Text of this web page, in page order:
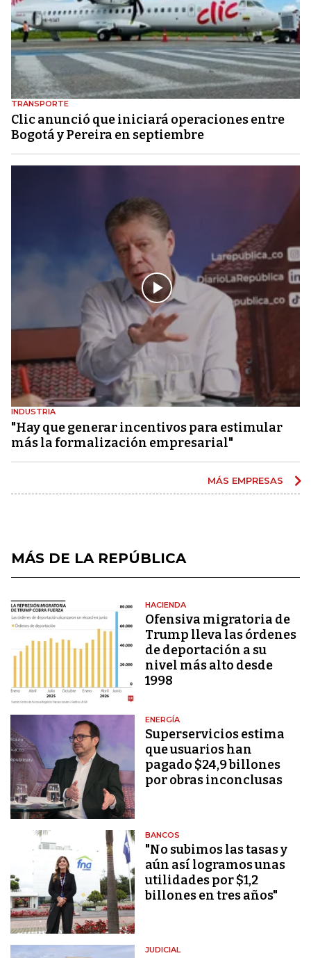
TRANSPORTE
Clic anunció que iniciará operaciones entre
Bogotá y Pereira en septiembre
INDUSTRIA
"Hay que generar incentivos para estimular
más la formalización empresarial"
MÁS EMPRESAS
MÁS DE LA REPÚBLICA
HACIENDA
Ofensiva migratoria de
Trump lleva las órdenes
de deportación a su
nivel más alto desde
1998
ENERGÍA
Superservicios estima
que usuarios han
pagado $24,9 billones
por obras inconclusas
BANCOS
"No subimos las tasas y
aún así logramos unas
utilidades por $1,2
billones en tres años"
JUDICIAL